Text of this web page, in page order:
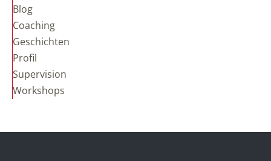
Blog
Coaching
Geschichten
Profil
Supervision
Workshops